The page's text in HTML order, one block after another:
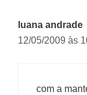
luana andrade
12/05/2009 às
com a